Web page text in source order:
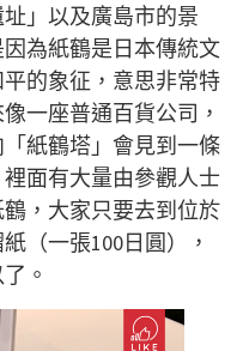
」以及廣島市的景
為紙鶴是日本傳統文
的象征，意思非常特
一座普通百貨公司，
紙鶴塔」會見到一條
面有大量由參觀人士
，大家只要去到位於
（一張100日圓），
。